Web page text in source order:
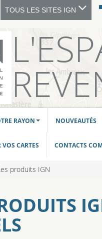
TOUS LES SITES IGN
RAYON NOUVEAUTÉS
CARTES CONTACTS
produits IGN